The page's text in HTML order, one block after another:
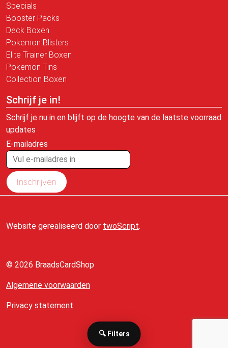
🔍 Filters
Specials
Booster Packs
Deck Boxen
Pokemon Blisters
Elite Trainer Boxen
Pokemon Tins
Collection Boxen
Schrijf je in!
Schrijf je nu in en blijft op de hoogte van de laatste voorraad
updates
E-mailadres
Inschrijven
© 2026 BraadsCardShop
Algemene voorwaarden
Privacy statement
Website gerealiseerd door twoScript.